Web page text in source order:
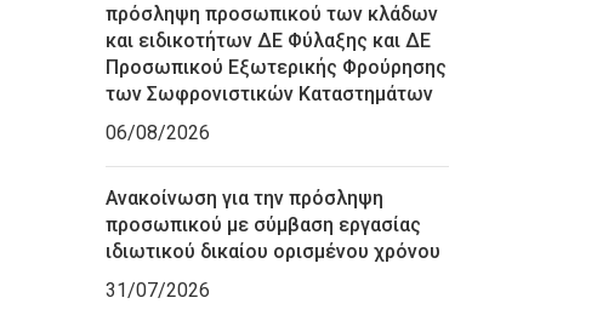
πρόσληψη προσωπικού των κλάδων
και ειδικοτήτων ΔΕ Φύλαξης και ΔΕ
Προσωπικού Εξωτερικής Φρούρησης
των Σωφρονιστικών Καταστημάτων
06/08/2026
Ανακοίνωση για την πρόσληψη
προσωπικού με σύμβαση εργασίας
ιδιωτικού δικαίου ορισμένου χρόνου
31/07/2026